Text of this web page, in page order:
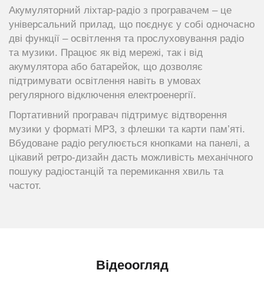
Акумуляторний ліхтар-радіо з програвачем – це
універсальний прилад, що поєднує у собі одночасно
дві функції – освітлення та прослуховування радіо
та музики. Працює як від мережі, так і від
акумулятора або батарейок, що дозволяє
підтримувати освітлення навіть в умовах
регулярного відключення електроенергії.
Портативний програвач підтримує відтворення
музики у форматі MP3, з флешки та карти пам’яті.
Вбудоване радіо регулюється кнопками на панелі, а
цікавий ретро-дизайн дасть можливість механічного
пошуку радіостанцій та перемикання хвиль та
частот.
Відеоогляд